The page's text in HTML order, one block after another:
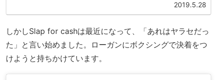
2019.5.28
しかしSlap for cashは最近になって、「あれはヤラセだっ
た」と言い始めました。ローガンにボクシングで決着をつ
けようと持ちかけています。